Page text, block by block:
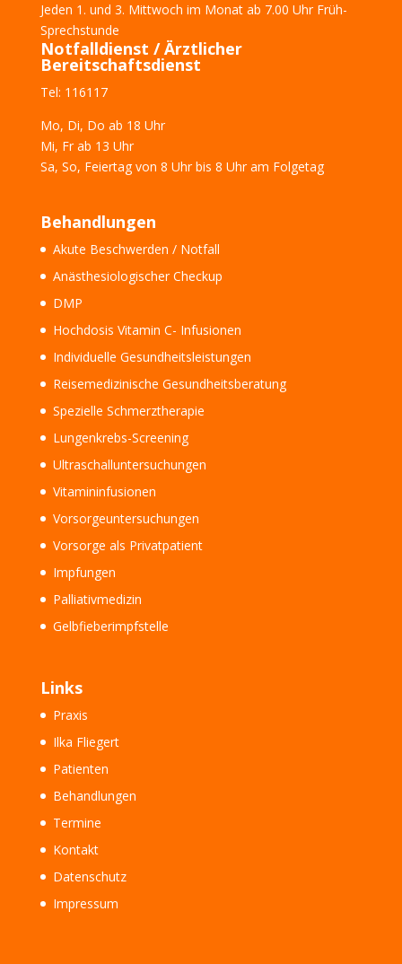
Jeden 1. und 3. Mittwoch im Monat ab 7.00 Uhr Früh-
Sprechstunde
Notfalldienst / Ärztlicher
Bereitschaftsdienst
Tel: 116117
Mo, Di, Do ab 18 Uhr
Mi, Frab 13 Uhr
Sa, So, Feiertagvon 8 Uhr bis 8 Uhr am Folgetag
Behandlungen
Akute Beschwerden / Notfall
Anästhesiologischer Checkup
DMP
Hochdosis Vitamin C- Infusionen
Individuelle Gesundheitsleistungen
Reisemedizinische Gesundheitsberatung
Spezielle Schmerztherapie
Lungenkrebs-Screening
Ultraschalluntersuchungen
Vitamininfusionen
Vorsorgeuntersuchungen
Vorsorge als Privatpatient
Impfungen
Palliativmedizin
Gelbfieberimpfstelle
Links
Praxis
Ilka Fliegert
Patienten
Behandlungen
Termine
Kontakt
Datenschutz
Impressum